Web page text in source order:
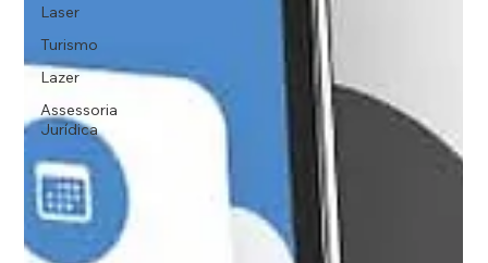
Laser
Turismo
Lazer
Assessoria
Jurídica